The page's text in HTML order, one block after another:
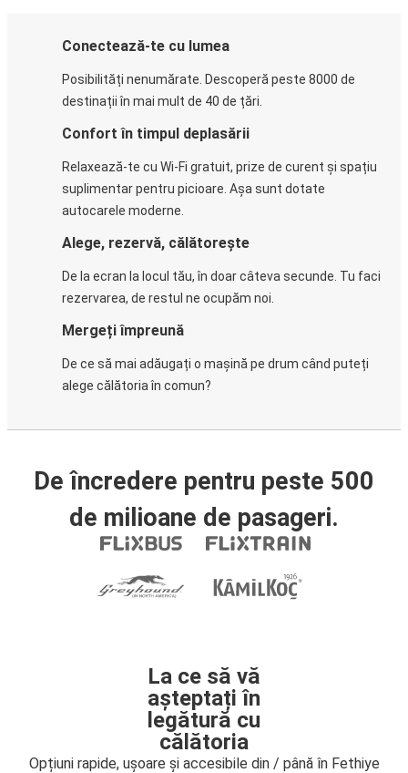
Conectează-te cu lumea
Posibilități nenumărate. Descoperă peste 8000 de
destinații în mai mult de 40 de țări.
Confort în timpul deplasării
Relaxează-te cu Wi-Fi gratuit, prize de curent și spațiu
suplimentar pentru picioare. Așa sunt dotate
autocarele moderne.
Alege, rezervă, călătorește
De la ecran la locul tău, în doar câteva secunde. Tu faci
rezervarea, de restul ne ocupăm noi.
Mergeți împreună
De ce să mai adăugați o mașină pe drum când puteți
alege călătoria în comun?
De încredere pentru peste 500
de milioane de pasageri.
La ce să vă
așteptați în
legătură cu
călătoria
Opțiuni rapide, ușoare și accesibile din / până în Fethiye